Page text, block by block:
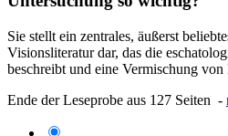
Sie stellt ein zentrales, äußerst
Visionsliteratur dar, das die
beschreibt und eine Vermischung
Ende der Leseprobe aus 127 Seiten -